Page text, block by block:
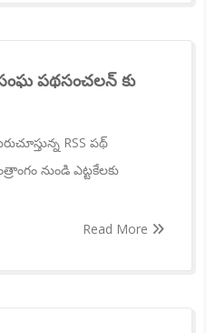
పథసంచలన్ కు
RSS పథ్
నుండి ఎట్టకేలకు
Read More